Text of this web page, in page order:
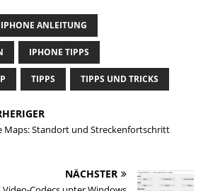
IPHONE ANLEITUNG
IPHONE TIPPS
TIPPS TIPPS UND TRICKS
Maps: Standort und Streckenfortschritt
NÄCHSTER